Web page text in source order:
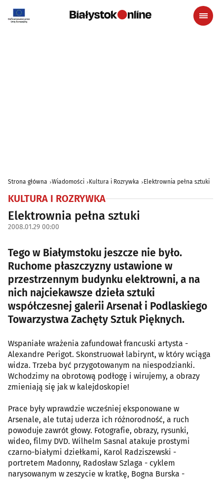
Strona główna Wiadomości Kultura i Rozrywka Elektrownia pełna sztuki
KULTURA I ROZRYWKA
Elektrownia pełna sztuki
2008.01.29 00:00
Tego w Białymstoku jeszcze nie było.
Ruchome płaszczyzny ustawione w
przestrzennym budynku elektrowni, a na
nich najciekawsze dzieła sztuki
współczesnej galerii Arsenał i Podlaskiego
Towarzystwa Zachęty Sztuk Pięknych.
Wspaniałe wrażenia zafundował francuski artysta -
Alexandre Perigot. Skonstruował labirynt, w który wciąga
widza. Trzeba być przygotowanym na niespodzianki.
Wchodzimy na obrotową podłogę i wirujemy, a obrazy
zmieniają się jak w kalejdoskopie!
Prace były wprawdzie wcześniej eksponowane w
Arsenale, ale tutaj uderza ich różnorodność, a ruch
powoduje zawrót głowy. Fotografie, obrazy, rysunki,
wideo, filmy DVD. Wilhelm Sasnal atakuje prostymi
czarno-białymi dziełkami, Karol Radziszewski -
portretem Madonny, Radosław Szlaga - cyklem
narysowanym w zeszycie w kratkę, Bogna Burska -